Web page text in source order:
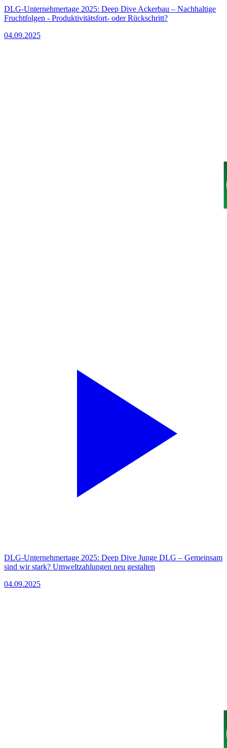
DLG-Unternehmertage 2025: Deep Dive Ackerbau – Nachhaltige
Fruchtfolgen - Produktivitätsfort- oder Rückschritt?
04.09.2025
DLG-Unternehmertage 2025: Deep Dive Junge DLG – Gemeinsam
sind wir stark? Umweltzahlungen neu gestalten
04.09.2025